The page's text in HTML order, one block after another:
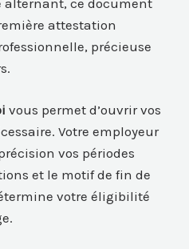
attestation
précieuse
vous permet d’ouvrir vos
Votre employeur
vos périodes
et le motif de fin de
votre éligibilité